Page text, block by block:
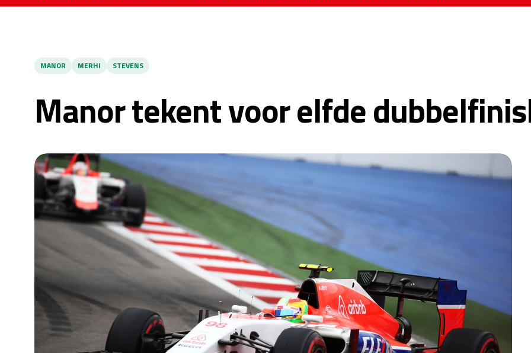
MANOR MERHI STEVENS
Manor tekent voor elfde